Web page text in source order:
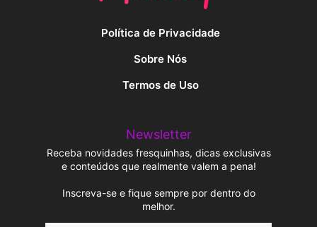
Política de Privacidade
Sobre Nós
Termos de Uso
Newsletter
Receba novidades fresquinhas, dicas exclusivas
e conteúdos que realmente valem a pena!
Inscreva-se e fique sempre por dentro do
melhor.